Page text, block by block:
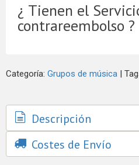
¿ Tienen el
contrareembolso ?
Categoría: Grupos de música
Descripción
Costes de Envío